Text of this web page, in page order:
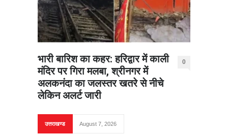
भारी बारिश का कहर: हरिद्वार में काली
मंदिर पर गिरा मलबा, श्रीनगर में
अलकनंदा का जलस्तर खतरे से नीचे
लेकिन अलर्ट जारी
0
उत्तराखण्ड August 7, 2026